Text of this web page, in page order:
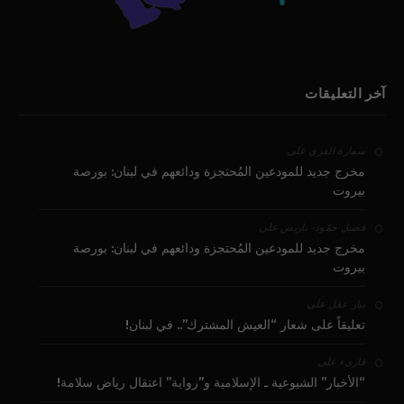
آخر التعليقات
سمارة القزي على
مخرج جديد للمودعين المُحتجزة ودائعهم في لبنان: بورصة
بيروت
فضيل حمّود - باريس على
مخرج جديد للمودعين المُحتجزة ودائعهم في لبنان: بورصة
بيروت
بيار عقل على
تعليقاً على شعار “العيش المشترك”.. في لبنان!
قارىء على
“الأخبار” الشيوعية ـ الإسلامية و”رواية” اعتقال رياض سلامة!